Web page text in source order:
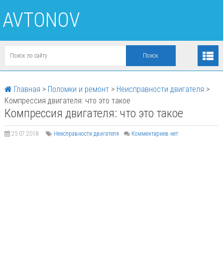
AVTONOV
Главная > Поломки и ремонт> Неисправности двигателя >
Компрессия двигателя: что это такое
Компрессия двигателя: что это такое
25.07.2018 Неисправности двигателя Комментариев нет